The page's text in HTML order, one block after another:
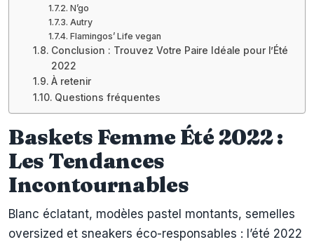
N’go
Autry
Flamingos’ Life vegan
Conclusion : Trouvez Votre Paire Idéale pour l’Été
2022
À retenir
Questions fréquentes
Baskets Femme Été 2022 :
Les Tendances
Incontournables
Blanc éclatant, modèles pastel montants, semelles
oversized et sneakers éco-responsables : l’été 2022